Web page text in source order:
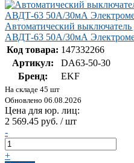
Автоматический
АВДТ-63 50А/30мА
Код товара: 147332266
Артикул:
DA63-50-30
Бренд:
EKF
На складе 45 шт
Обновлено 06.08.2026
Цена для юр. лиц:
2 569.45 руб. / шт
-
+